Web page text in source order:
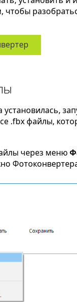
.fbx файлы,
через меню